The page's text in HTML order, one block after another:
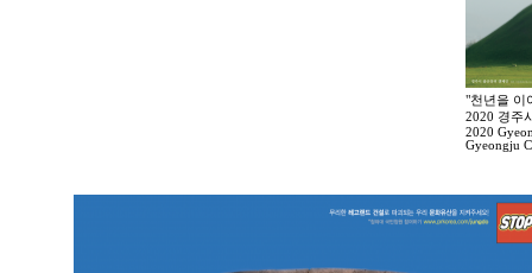
"천년을 이
2020 경주
2020
Gyeongju